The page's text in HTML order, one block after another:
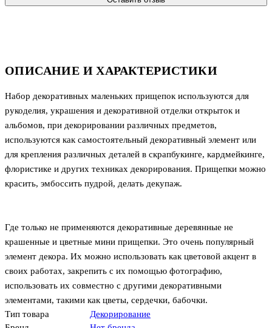
ОПИСАНИЕ И ХАРАКТЕРИСТИКИ
Набор декоративных маленьких прищепок используются для
рукоделия, украшения и декоративной отделки открыток и
альбомов, при декорировании различных предметов,
используются как самостоятельный декоративный элемент или
для крепления различных деталей в скрапбукинге, кардмейкинге,
флористике и других техниках декорирования. Прищепки можно
красить, эмбоссить пудрой, делать декупаж.
Где только не применяются декоративные деревянные не
крашенные и цветные мини прищепки. Это очень популярный
элемент декора. Их можно использовать как цветовой акцент в
своих работах, закрепить с их помощью фотографию,
использовать их совместно с другими декоративными
элементами, такими как цветы, сердечки, бабочки.
Тип товара
Декорирование